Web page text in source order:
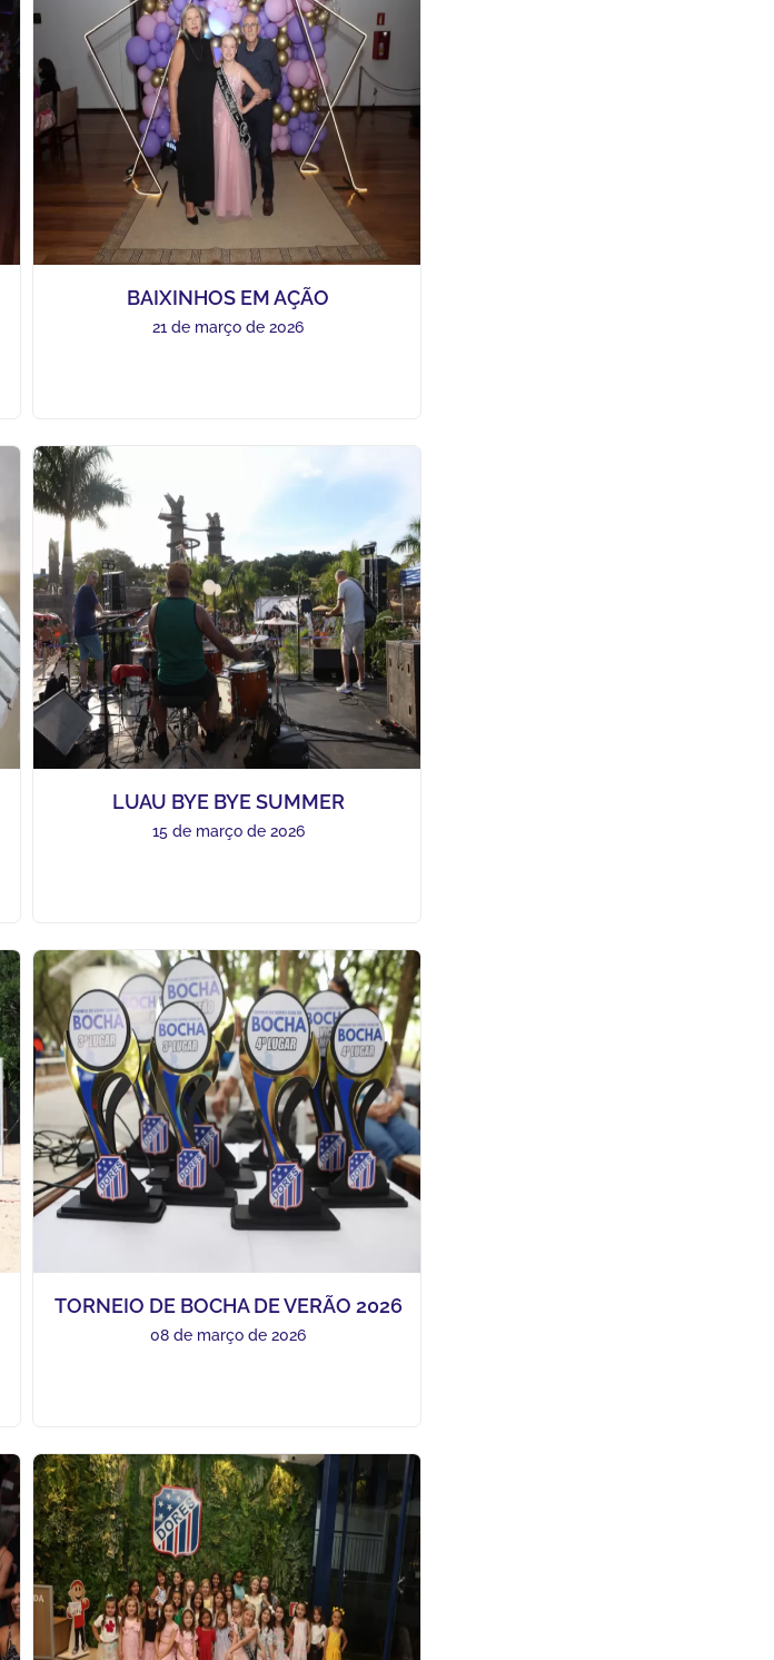
BAIXINHOS EM AÇÃO
21 de março de 2026
LUAU BYE BYE SUMMER
15 de março de 2026
TORNEIO DE BOCHA DE VERÃO 2026
08 de março de 2026